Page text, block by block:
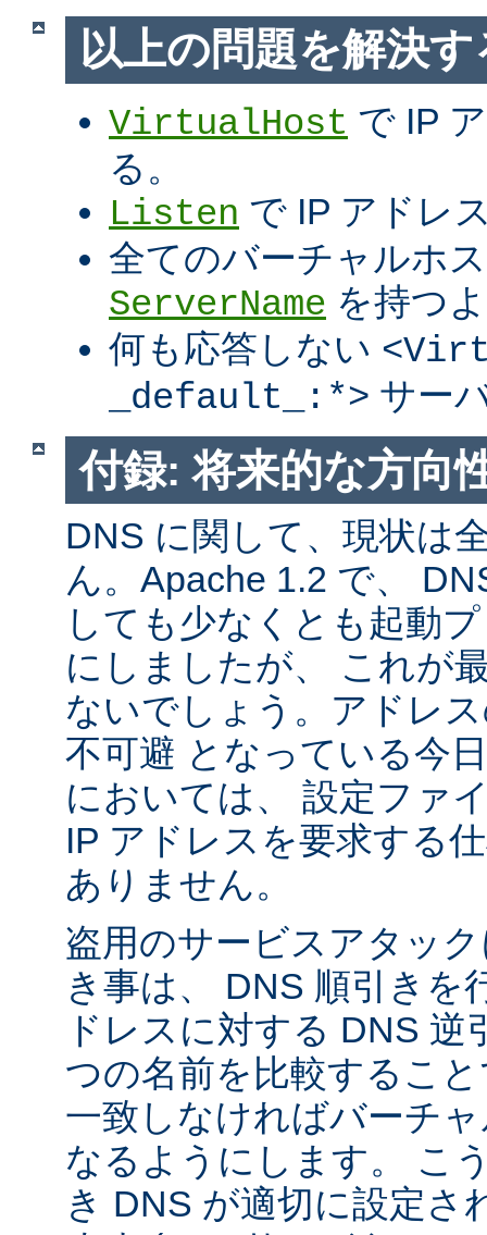
以上の問題を解決す
VirtualHost で IP
る。
Listen で IP アドレ
全てのバーチャルホ
ServerName を持つ
何も応答しない
_default_:*> サー
付録: 将来的な方向
DNS に関して、現状は
ん。Apache 1.2 で、
しても少なくとも起動
にしましたが、 これが
ないでしょう。アドレ
不可避 となっている今
においては、 設定ファ
IP アドレスを要求する
ありません。
盗用のサービスアタッ
き事は、 DNS 順引きを
ドレスに対する DNS
つの名前を比較するこ
一致しなければバーチ
なるようにします。 こ
き DNS が適切に設定さ